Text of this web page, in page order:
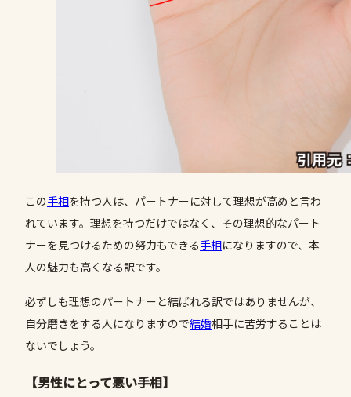
この手相を持つ人は、パートナーに対して理想が高めと言わ
れています。理想を持つだけではなく、その理想的なパート
ナーを見つけるための努力もできる手相になりますので、本
人の魅力も高くなる訳です。
必ずしも理想のパートナーと結ばれる訳ではありませんが、
自分磨きをする人になりますので結婚相手に苦労することは
ないでしょう。
【男性にとって悪い手相】